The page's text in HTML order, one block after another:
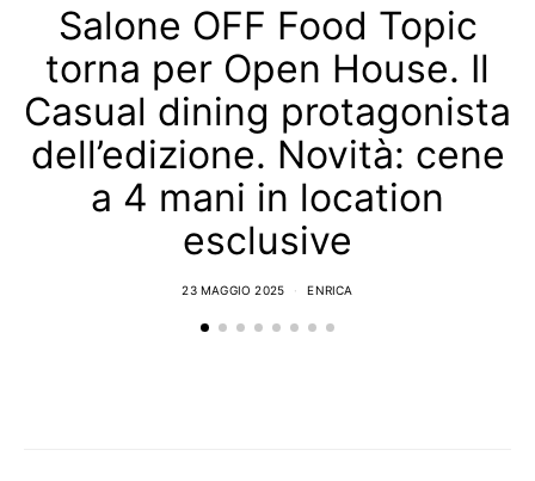
Salone OFF Food Topic
torna per Open House. Il
Casual dining protagonista
dell’edizione. Novità: cene
a 4 mani in location
esclusive
23 MAGGIO 2025 ENRICA